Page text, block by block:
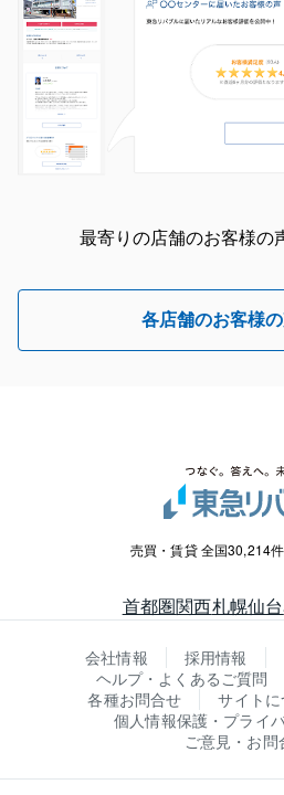
最寄りの店舗のお客様の
各店舗のお客様
売買・賃貸 全国30,214
首都圏関西札幌仙台
会社情報 採用情報
ヘルプ・よくあるご質問
各種お問合せ
サイト
個人情報保護・プライ
ご意見・お問